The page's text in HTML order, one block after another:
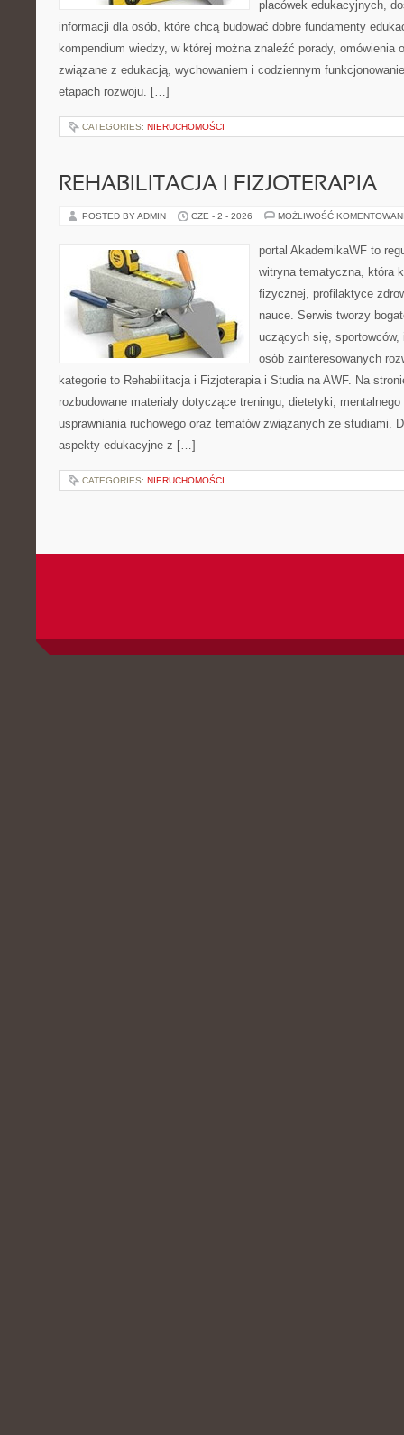
placówek edukacyjnych,
informacji dla osób, które chcą budować dobre fundamenty
kompendium wiedzy, w której można znaleźć porady, omówienia
związane z edukacją, wychowaniem i codziennym
etapach rozwoju. […]
CATEGORIES: NIERUCHOMOŚCI
REHABILITACJA I FIZJOTERAPIA
POSTED BY ADMIN CZE - 2 - 2026 MOŻLIWOŚĆ
portal AkademikaWF to
witryna tematyczna, która
fizycznej, profilaktyce
nauce. Serwis tworzy
uczących się,
osób zainteresowanych
kategorie to Rehabilitacja i Fizjoterapia i Studia na AWF. Na
rozbudowane materiały dotyczące treningu, dietetyki,
usprawniania ruchowego oraz tematów związanych ze studiami.
aspekty edukacyjne z […]
CATEGORIES: NIERUCHOMOŚCI